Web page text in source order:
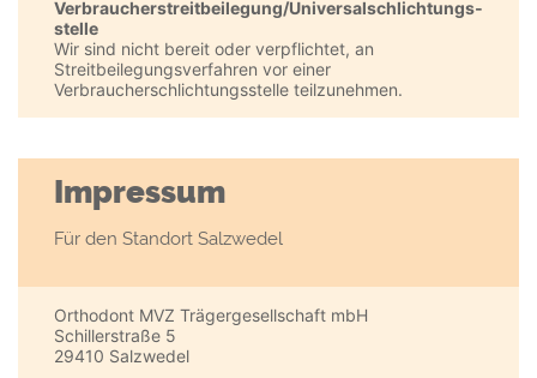
Verbraucher­streit­beilegung/Universal­schlichtungs­
stelle
Wir sind nicht bereit oder verpflichtet, an
Streitbeilegungsverfahren vor einer
Verbraucherschlichtungsstelle teilzunehmen.
Impressum
Für den Standort Salzwedel
Orthodont MVZ Trägergesellschaft mbH
Schillerstraße 5
29410 Salzwedel